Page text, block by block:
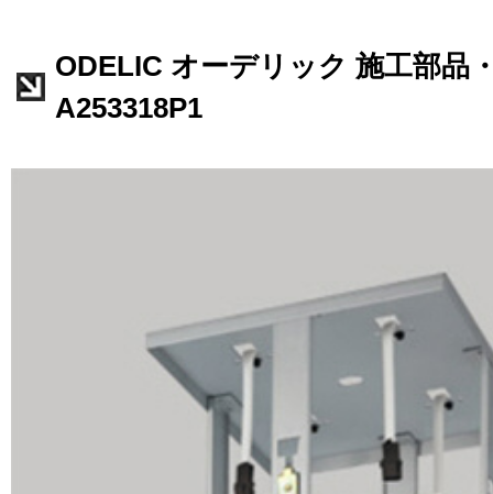
ODELIC オーデリック 施工部品
A253318P1